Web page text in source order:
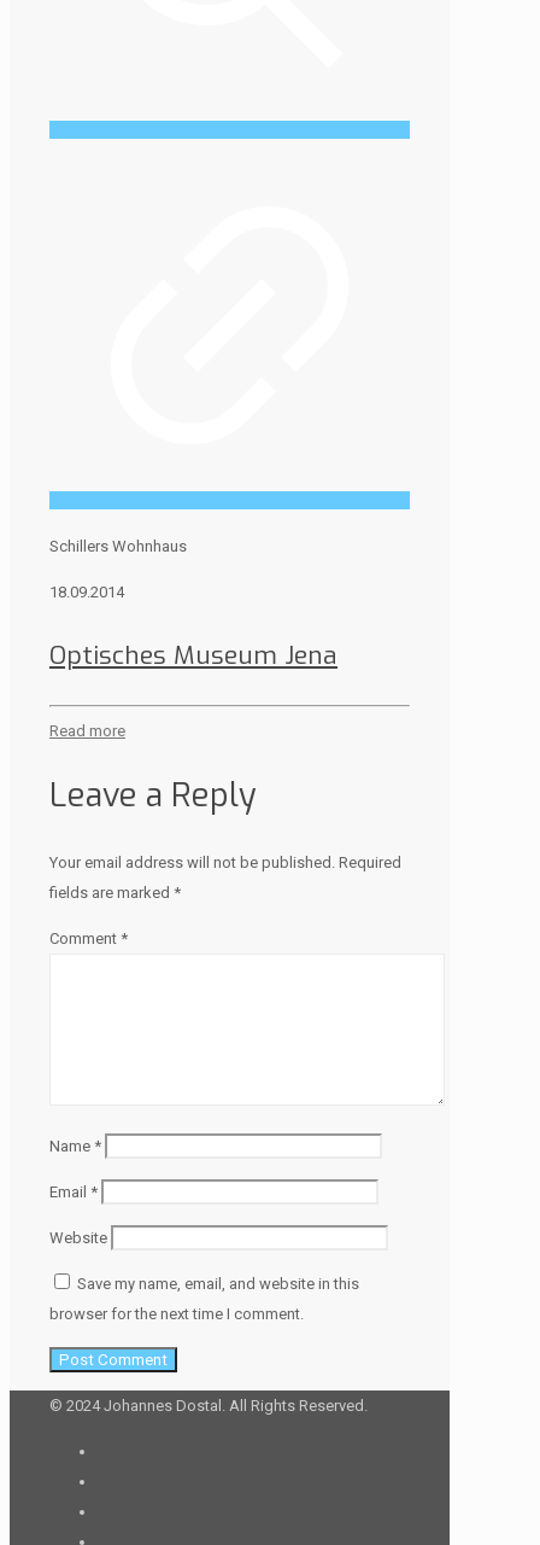
Schillers Wohnhaus
18.09.2014
Optisches Museum Jena
Read more
Leave a Reply
Your email address will not be published. Required
fields are marked *
Comment *
Name *
Email *
Website
Save my name, email, and website in this
browser for the next time I comment.
© 2024 Johannes Dostal. All Rights Reserved.